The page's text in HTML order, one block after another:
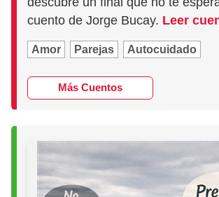
cuento de Jorge Bucay. Leer
Amor Parejas Autocuidado
Más Cuentos